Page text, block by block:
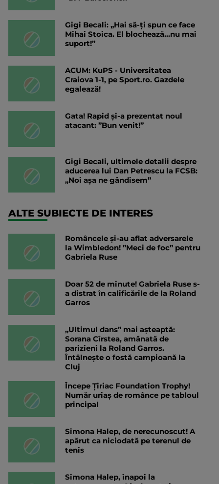
Gigi Becali: „Hai să-ți spun ce face
Mihai Stoica. El blochează...nu mai
suport!”
ACUM: KuPS - Universitatea
Craiova 1-1, pe Sport.ro. Gazdele
egalează!
Gata! Rapid și-a prezentat noul
atacant: ”Bun venit!”
Gigi Becali, ultimele detalii despre
aducerea lui Dan Petrescu la FCSB:
„Noi așa ne gândisem”
ALTE SUBIECTE DE INTERES
Româncele și-au aflat adversarele
la Wimbledon! ”Meci de foc” pentru
Gabriela Ruse
Doar 52 de minute! Gabriela Ruse s-
a distrat în calificările de la Roland
Garros
„Ultimul dans” mai așteaptă:
Sorana Cîrstea, amânată de
parizieni la Roland Garros.
Întâlnește o fostă campioană la
Cluj
Începe Țiriac Foundation Trophy!
Număr uriaș de românce pe tabloul
principal
Simona Halep, de nerecunoscut! A
apărut ca niciodată pe terenul de
tenis
Simona Halep, înapoi la